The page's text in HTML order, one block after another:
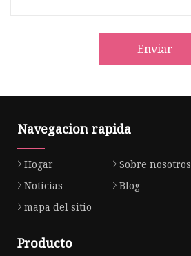
Enviar
Navegacion rapida
Hogar Sobre nosotros
Noticias
Blog
mapa del sitio
Producto